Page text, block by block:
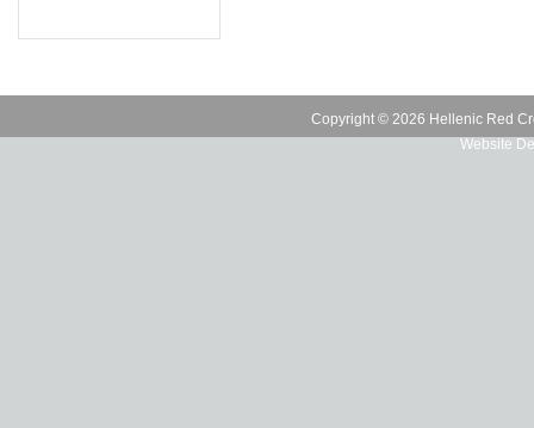
Copyright © 2026 Hellenic Red
Website